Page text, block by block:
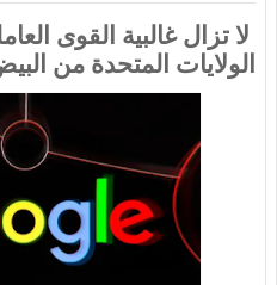
لا تزال غالبية القوى
الولايات المتحدة من